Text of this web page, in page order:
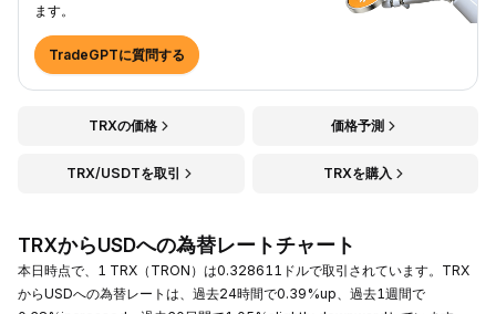
ます。
TradeGPTに質問する
TRXの価格 価格予測
TRX/USDTを取引 TRXを購入
TRXからUSDへの為替レートチャート
本日時点で、1 TRX（TRON）は0.328611ドルで取引されています。TRX
からUSDへの為替レートは、過去24時間で0.39%up、過去1週間で